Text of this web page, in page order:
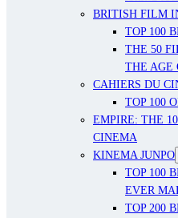
BRITISH FILM
TOP 100
THE 50
THE AGE
CAHIERS DU
TOP 100
EMPIRE: THE
CINEMA
KINEMA JUNPO
TOP 100
EVER
TOP 200